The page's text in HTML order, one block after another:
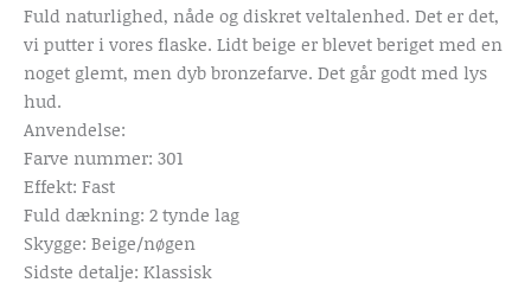
Fuld naturlighed, nåde og diskret veltalenhed. Det er det,
vi putter i vores flaske. Lidt beige er blevet beriget med en
noget glemt, men dyb bronzefarve. Det går godt med lys
hud.
Anvendelse:
Farve nummer: 301
Effekt: Fast
Fuld dækning: 2 tynde lag
Skygge: Beige/nøgen
Sidste detalje: Klassisk